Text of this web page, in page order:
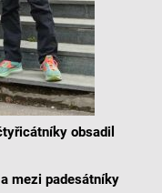
obsadil
mezi padesátníky